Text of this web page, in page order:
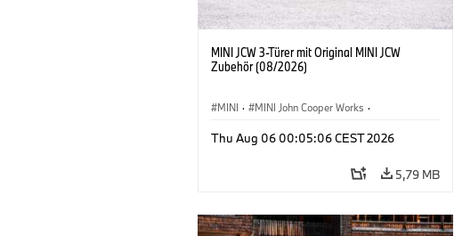
MINI JCW 3-Türer mit Original MINI JCW
Zubehör (08/2026)
MINI · MINI John Cooper Works ·
Sonderausstattungen, Zubehör
Thu Aug 06 00:05:06 CEST 2026
5,79 MB